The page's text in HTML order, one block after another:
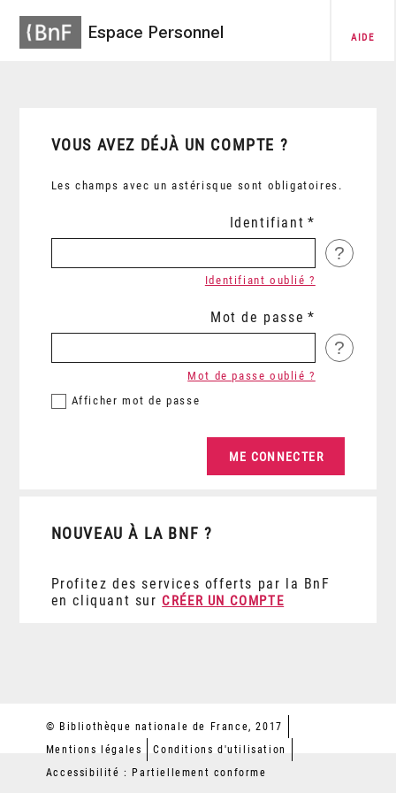
Espace Personnel AIDE
VOUS AVEZ DÉJÀ UN COMPTE ?
Les champs avec un astérisque sont obligatoires.
Identifiant
?
Identifiant oublié ?
Mot de passe
?
Afficher mot de passe
Mot de passe oublié ?
NOUVEAU À LA BNF ?
Profitez des services offerts par la BnF
en cliquant sur CRÉER UN COMPTE
© Bibliothèque nationale de France, 2017
Mentions légales
Conditions d'utilisation
Accessibilité : Partiellement conforme